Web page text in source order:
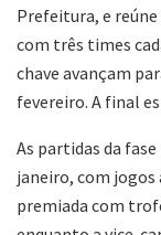
Prefeitura, e
com três times
chave avançam
fevereiro. A final
As partidas da
janeiro, com jogos
premiada com